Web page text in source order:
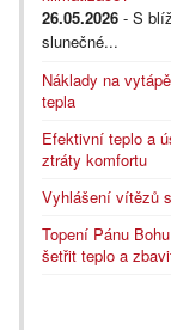
26.05.2026 - S
slunečné...
Náklady na
tepla
Efektivní teplo a
ztráty komfortu
Vyhlášení vítězů
Topení Pánu
šetřit teplo a